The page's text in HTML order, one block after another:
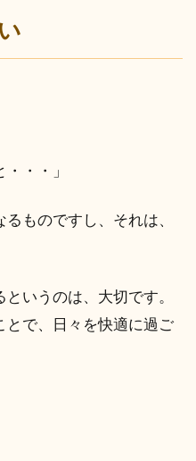
・・」
ものですし、それは、
いうのは、大切です。
とで、日々を快適に過ご